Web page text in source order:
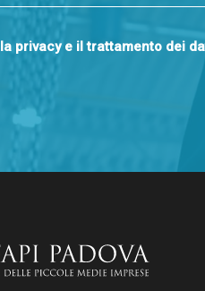
la privacy e il trattamento dei